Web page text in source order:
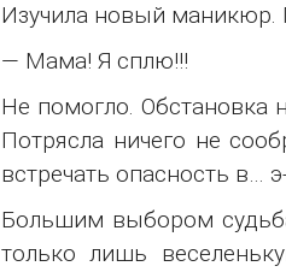
Изучила новый маникюр.
— Мама! Я сплю!!!
Не помогло. Обстановка
Потрясла ничего не
встречать опасность в…
Большим выбором
только лишь